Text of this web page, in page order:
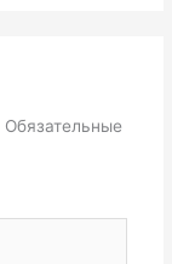
Обязательные